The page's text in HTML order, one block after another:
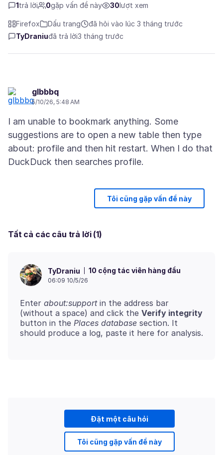
1trả lời 0gặp vấn đề này 30lượt xem
Firefox Dấu trang
đã hỏi vào lúc 3 tháng trước
TyDraniuđã trả lời3 tháng trước
glbbbq
5/10/26, 5:48 AM
I am unable to bookmark anything. Some
suggestions are to open a new table then type
about: profile and then hit restart. When I do that
Tôi cũng gặp vấn đề này
Tất cả các câu trả lời (1)
TyDraniu 10 cộng tác viên hàng đầu
06:09 10/5/26
Enter about:supportin the address bar
(without a space) and click the Verify integrity
button in the Places database section. It
Đặt một câu hỏi
Tôi cũng gặp vấn đề này